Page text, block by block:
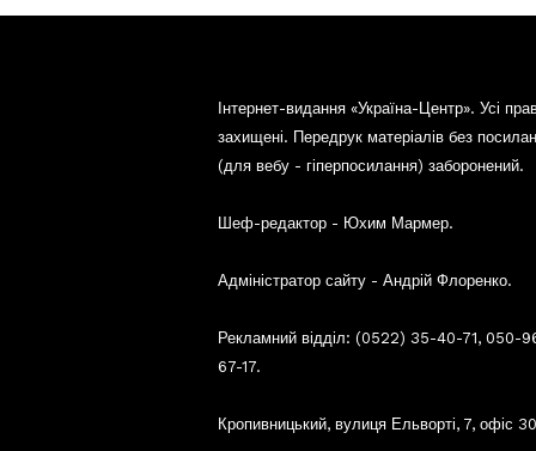
Інтернет-видання «Україна-Центр». Усі
захищені. Передрук матеріалів без
(для вебу - гіперпосилання) заборонений.
Шеф-редактор - Юхим Мармер.
Адміністратор сайту - Андрій Флоренко.
Рекламний відділ: (0522) 35-40-71, 050-
67-17.
Кропивницький, вулиця Ельворті, 7, офіс